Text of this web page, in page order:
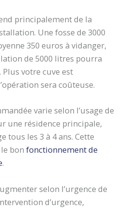
principalement de la
Une fosse de 3000
350 euros à vidanger,
de 5000 litres pourra
votre cuve est
sera coûteuse.
varie selon l’usage de
une résidence principale,
tous les 3 à 4 ans. Cette
bonfonctionnement de
.
selon l’urgence de
d’urgence,